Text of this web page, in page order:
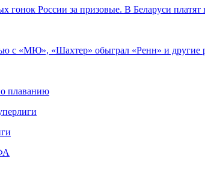
России за призовые. В Беларуси платят
с «МЮ», «Шахтер» обыграл «Ренн» и другие
плаванию